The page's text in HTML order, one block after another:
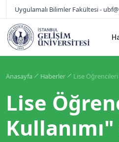
Uygulamalı Bilimler Fakültesi -
Anasayfa Haberler Lise
Lise